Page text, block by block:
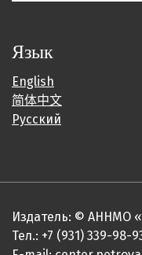
Язык
English
简体中文
Русский
Издатель: © АННМО
Тел.: +7 (931) 339-98-